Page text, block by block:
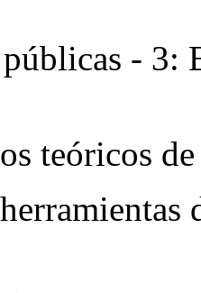
- 3:
teóricos